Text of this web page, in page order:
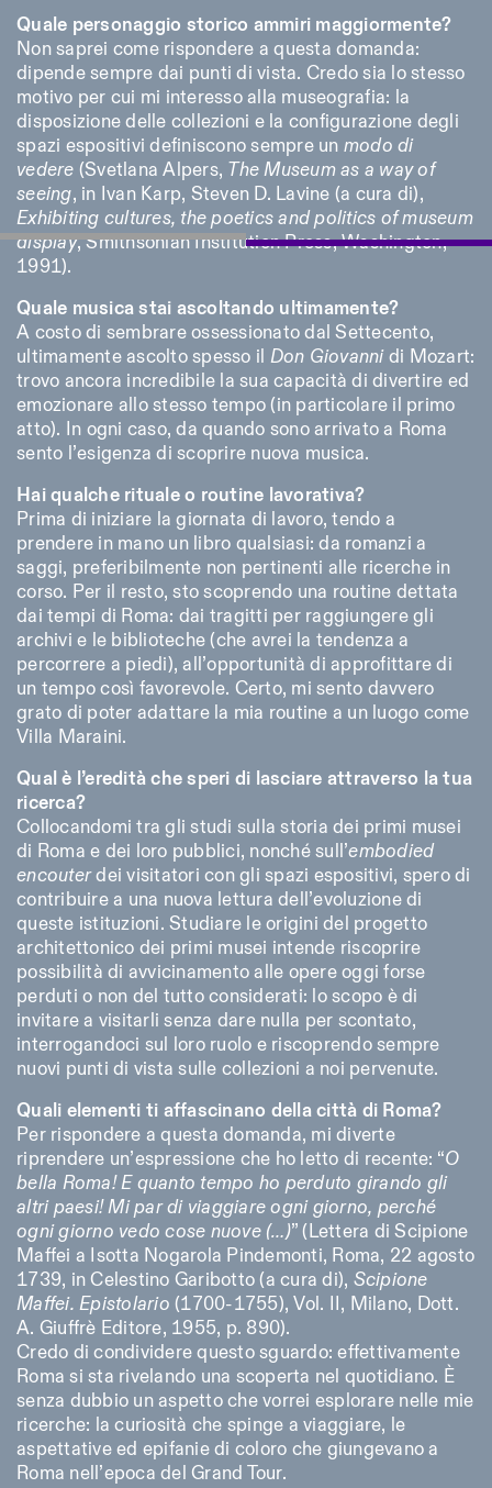
Quale personaggio storico ammiri maggiormente?
Non saprei come rispondere a questa domanda:
dipende sempre dai punti di vista. Credo sia lo stesso
motivo per cui mi interesso alla museografia: la
disposizione delle collezioni e la configurazione degli
spazi espositivi definiscono sempre un modo di
vedere (Svetlana Alpers, The Museum as a way of
seeing, in Ivan Karp, Steven D. Lavine (a cura di),
Exhibiting cultures, the poetics and politics of museum
display, Smithsonian Institution Press, Washington,
1991).
Quale musica stai ascoltando ultimamente?
A costo di sembrare ossessionato dal Settecento,
ultimamente ascolto spesso il Don Giovannidi Mozart:
trovo ancora incredibile la sua capacità di divertire ed
emozionare allo stesso tempo (in particolare il primo
atto). In ogni caso, da quando sono arrivato a Roma
sento l’esigenza di scoprire nuova musica.
Hai qualche rituale o routine lavorativa?
Prima di iniziare la giornata di lavoro, tendo a
prendere in mano un libro qualsiasi: da romanzi a
saggi, preferibilmente non pertinenti alle ricerche in
corso. Per il resto, sto scoprendo una routine dettata
dai tempi di Roma: dai tragitti per raggiungere gli
archivi e le biblioteche (che avrei la tendenza a
percorrere a piedi), all’opportunità di approfittare di
un tempo così favorevole. Certo, mi sento davvero
grato di poter adattare la mia routine a un luogo come
Villa Maraini.
Qual è l’eredità che speri di lasciare attraverso la tua
ricerca?
Collocandomi tra gli studi sulla storia dei primi musei
di Roma e dei loro pubblici, nonché sull’embodied
encouterdei visitatori con gli spazi espositivi, spero di
contribuire a una nuova lettura dell’evoluzione di
queste istituzioni. Studiare le origini del progetto
architettonico dei primi musei intende riscoprire
possibilità di avvicinamento alle opere oggi forse
perduti o non del tutto considerati: lo scopo è di
invitare a visitarli senza dare nulla per scontato,
interrogandoci sul loro ruolo e riscoprendo sempre
nuovi punti di vista sulle collezioni a noi pervenute.
Quali elementi ti affascinano della città di Roma?
Per rispondere a questa domanda, mi diverte
riprendere un’espressione che ho letto di recente: “O
bella Roma! E quanto tempo ho perduto girando gli
altri paesi! Mi par di viaggiare ogni giorno, perché
ogni giorno vedo cose nuove (…)” (Lettera di Scipione
Maffei a Isotta Nogarola Pindemonti, Roma, 22 agosto
1739, in Celestino Garibotto (a cura di), Scipione
Maffei. Epistolario (1700-1755), Vol. II, Milano, Dott.
A. Giuffrè Editore, 1955, p. 890).
Credo di condividere questo sguardo: effettivamente
Roma si sta rivelando una scoperta nel quotidiano. È
senza dubbio un aspetto che vorrei esplorare nelle mie
ricerche: la curiosità che spinge a viaggiare, le
aspettative ed epifanie di coloro che giungevano a
Roma nell’epoca del Grand Tour.